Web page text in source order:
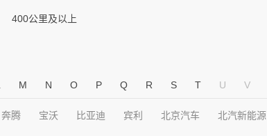
400公里及以上
M N O P Q R S T U V
奔腾 宝沃 比亚迪 宾利 北京汽车 北汽新能源